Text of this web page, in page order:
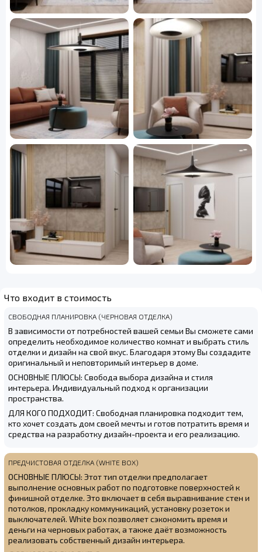
Что входит в стоимость
СВОБОДНАЯ ПЛАНИРОВКА (ЧЕРНОВАЯ ОТДЕЛКА)
В зависимости от потребностей вашей семьи Вы сможете сами
определить необходимое количество комнат и выбрать стиль
отделки и дизайн на свой вкус. Благодаря этому Вы создадите
оригинальный и неповторимый интерьер в доме.
ОСНОВНЫЕ ПЛЮСЫ: Свобода выбора дизайна и стиля
интерьера. Индивидуальный подход к организации
пространства.
ДЛЯ КОГО ПОДХОДИТ: Свободная планировка подходит тем,
кто хочет создать дом своей мечты и готов потратить время и
средства на разработку дизайн-проекта и его реализацию.
ПРЕДЧИСТОВАЯ ОТДЕЛКА (WHITE BOX)
ОСНОВНЫЕ ПЛЮСЫ: Этот тип отделки предполагает
выполнение основных работ по подготовке поверхностей к
финишной отделке. Это включает в себя выравнивание стен и
потолков, прокладку коммуникаций, установку розеток и
выключателей. White box позволяет сэкономить время и
деньги на черновых работах, а также даёт возможность
реализовать собственный дизайн интерьера.